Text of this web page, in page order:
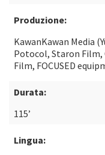
Produzione:
KawanKawan Media
Potocol, Staron
Film, FOCUSED
Durata:
115’
Lingua: